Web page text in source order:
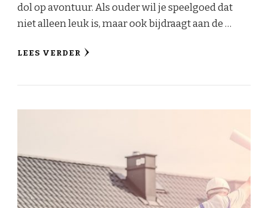
dol op avontuur. Als ouder wil je speelgoed dat
niet alleen leuk is, maar ook bijdraagt aan de …
LEES VERDER